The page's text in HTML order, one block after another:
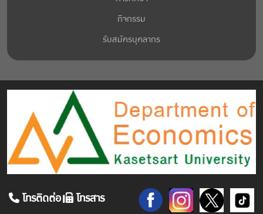
กิจกรรม
รับสมัครบุคลากร
โทรติดต่อ โทรสาร